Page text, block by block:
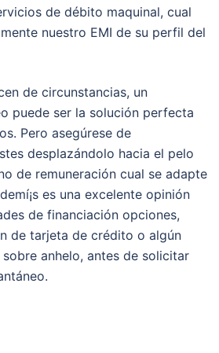
de débito maquinal, cual
nuestro EMI de su perfil del
de circunstancias, un
puede ser la solución perfecta
Pero asegúrese de
desplazándolo hacia el pelo
de remuneración cual se adapte
es una excelente opinión
de financiación opciones,
de tarjeta de crédito o algún
anhelo, antes de solicitar